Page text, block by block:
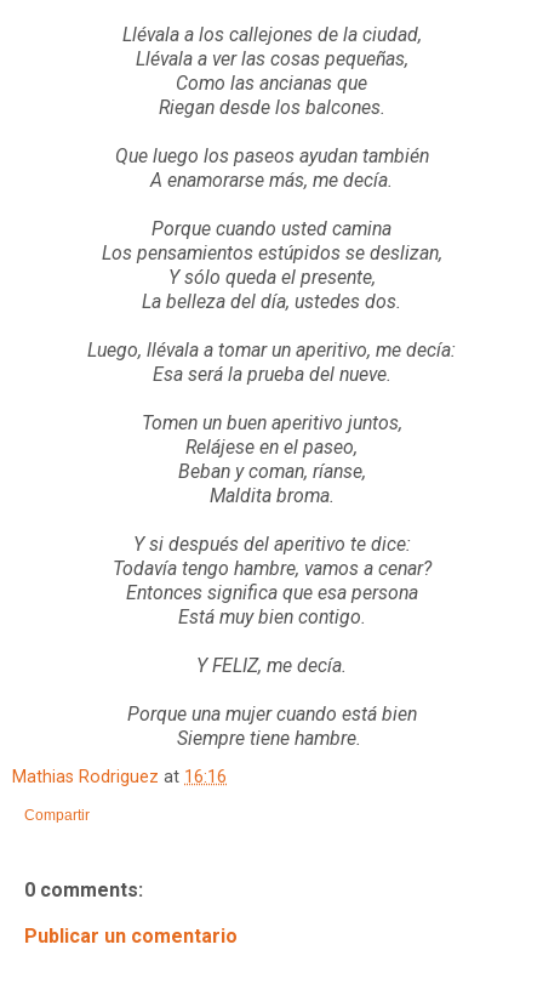
Llévala a los callejones de la ciudad,
Llévala a ver las cosas pequeñas,
Como las ancianas que
Riegan desde los balcones.
Que luego los paseos ayudan también
A enamorarse más, me decía.
Porque cuando usted camina
Los pensamientos estúpidos se deslizan,
Y sólo queda el presente,
La belleza del día, ustedes dos.
Luego, llévala a tomar un aperitivo, me decía:
Esa será la prueba del nueve.
Tomen un buen aperitivo juntos,
Relájese en el paseo,
Beban y coman, ríanse,
Maldita broma.
Y si después del aperitivo te dice:
Todavía tengo hambre, vamos a cenar?
Entonces significa que esa persona
Está muy bien contigo.
Y FELIZ, me decía.
Porque una mujer cuando está bien
Siempre tiene hambre.
Mathias Rodriguez at 16:16
Compartir
0 comments:
Publicar un comentario